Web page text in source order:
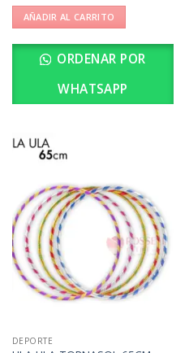
AÑADIR AL CARRITO
ORDENAR POR
WHATSAPP
DEPORTE